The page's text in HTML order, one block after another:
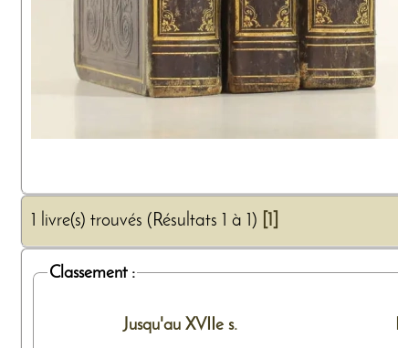
1 livre(s) trouvés (Résultats 1 à 1)
Classement :
Jusqu'au XVIIe s.